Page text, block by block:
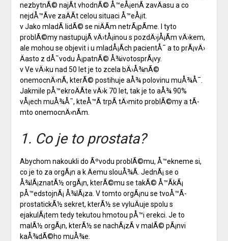
nezbytnÃ© najÃ­t vhodnÃ© Å™eÅ¡enÃ­ zavÄasu a co
nejdÅ™Ã­ve zaÄÃ­t celou situaci Å™eÅ¡it.
v Jako mladÃ­ lidÃ© se niÄÃ­m netrÃ¡pÃ­me. I tyto
problÃ©my nastupujÃ­ vÄ›tÅ¡inou s pozdÄ›jÅ¡Ã­m vÄ›kem,
ale mohou se objevit i u mladÅ¡Ã­ch pacientÅ¯ a to prÃ¡vÄ›
Äasto z dÅ¯vodu Å¡patnÃ© Å¾ivotosprÃ¡vy.
v Ve vÄ›ku nad 50 let je to zcela bÄ›Å¾nÃ©
onemocnÄ›nÃ­, kterÃ© postihuje aÅ¾ polovinu muÅ¾Å¯.
Jakmile pÅ™ekroÄÃ­te vÄ›k 70 let, tak je to aÅ¾ 90%
vÅ¡ech muÅ¾Å¯, kteÅ™Ã­ trpÃ­ tÄ›mito problÃ©my a tÃ­
mto onemocnÄ›nÃ­m.
1. Co je to prostata?
Abychom nakoukli do Ãºvodu problÃ©mu, Å™ekneme si,
co je to za orgÃ¡n a k Äemu slouÅ¾Ã­. JednÃ¡ se o
Å¾lÃ¡znatÃ½ orgÃ¡n, kterÃ©mu se takÃ© Å™Ã­kÃ¡
pÅ™edstojnÃ¡ Å¾lÃ¡za. V tomto orgÃ¡nu se tvoÅ™Ã­
prostatickÃ½ sekret, kterÃ½ se vyluÄuje spolu s
ejakulÃ¡tem tedy tekutou hmotou pÅ™i erekci. Je to
malÃ½ orgÃ¡n, kterÃ½ se nachÃ¡zÃ­ v malÃ© pÃ¡nvi
kaÅ¾dÃ©ho muÅ¾e.